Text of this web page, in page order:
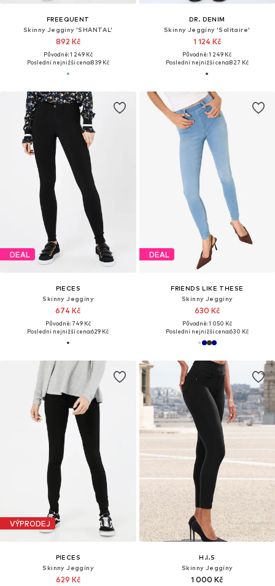
FREEQUENT
Skinny Jeggíny 'SHANTAL'
892 Kč
Původně: 1 249 Kč
Poslední nejnižší cena:839 Kč
DR. DENIM
Skinny Jeggíny 'Solitaire'
1 124 Kč
Původně: 1 249 Kč
Poslední nejnižší cena:827 Kč
DEAL
PIECES
Skinny Jeggíny
674 Kč
Původně: 749 Kč
Poslední nejnižší cena:629 Kč
DEAL
FRIENDS LIKE THESE
Skinny Jeggíny
630 Kč
Původně: 1 050 Kč
Poslední nejnižší cena:630 Kč
VÝPRODEJ
PIECES
Skinny Jeggíny
629 Kč
H.I.S
Skinny Jeggíny
1 000 Kč